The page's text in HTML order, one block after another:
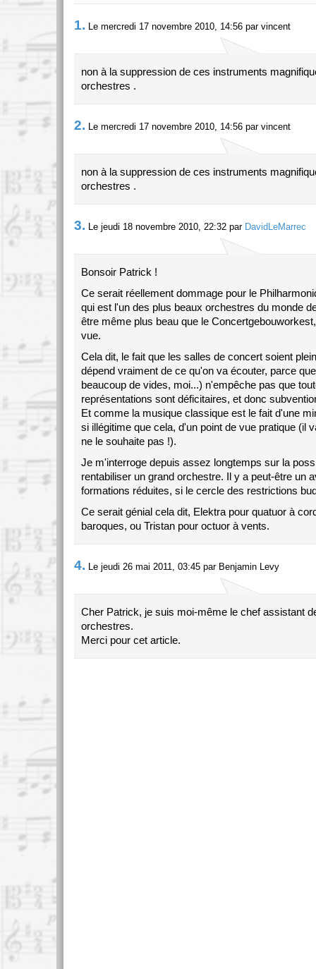
1. Le mercredi 17 novembre 2010, 14:56 par vincent
non à la suppression de ces instruments
orchestres .
2. Le mercredi 17 novembre 2010, 14:56 par vincent
non à la suppression de ces instruments
orchestres .
3. Le jeudi 18 novembre 2010, 22:32 par DavidLeMarrec
Bonsoir Patrick !
Ce serait réellement dommage pour le
qui est l'un des plus beaux orchestres du monde
être même plus beau que le
vue.
Cela dit, le fait que les salles de concert soient
dépend vraiment de ce qu'on va écouter, parce
beaucoup de vides, moi...) n'empêche pas que
représentations sont déficitaires, et donc
Et comme la musique classique est le fait d'une
si illégitime que cela, d'un point de vue pratique (il
ne le souhaite pas !).
Je m'interroge depuis assez longtemps sur la
rentabiliser un grand orchestre. Il y a peut-être un
formations réduites, si le cercle des restrictions
Ce serait génial cela dit, Elektra pour quatuor à
baroques, ou Tristan pour octuor à vents.
4. Le jeudi 26 mai 2011, 03:45 par Benjamin Levy
Cher Patrick, je suis moi-même le chef assistant
orchestres.
Merci pour cet article.